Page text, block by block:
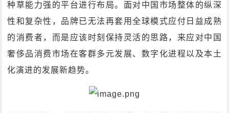
种草能力强的平台进行布局。面对中国市场整体的纵深
性和复杂性，品牌已无法再套用全球模式应付日益成熟
的消费者，而是应该时刻保持灵活的思路，来应对中国
奢侈品消费市场在客群多元发展、数字化进程以及本土
化演进的发展新趋势。